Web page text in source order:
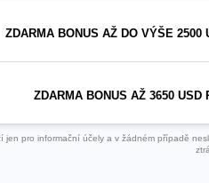
ZDARMA BONUS AŽ DO VÝŠE
ZDARMA BONUS AŽ 3650 USD
jen pro informační účely a v žádném případě